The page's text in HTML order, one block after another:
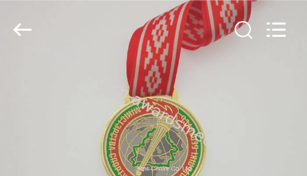
PRODUKTE
Reserved.
Developed